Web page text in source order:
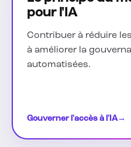
pour l'IA
Contribuer à réduire
à améliorer la
automatisées.
Gouverner l'accès à l'IA→